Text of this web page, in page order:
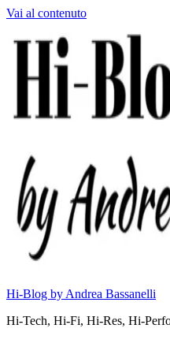
Vai al contenuto
Hi-Blog by Andrea Bassanelli
Hi-Tech, Hi-Fi, Hi-Res, Hi-